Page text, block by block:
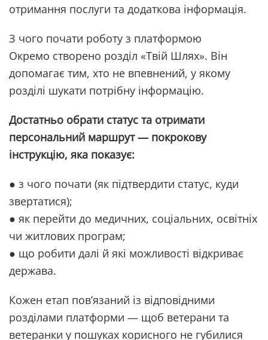
отримання послуги та додаткова інформація.
З чого почати роботу з платформою
Окремо створено розділ «Твій Шлях». Він
допомагає тим, хто не впевнений, у якому
розділі шукати потрібну інформацію.
Достатньо обрати статус та отримати
персональний маршрут — покрокову
інструкцію, яка показує:
● з чого почати (як підтвердити статус, куди
звертатися);
● як перейти до медичних, соціальних, освітніх
чи житлових програм;
● що робити далі й які можливості відкриває
держава.
Кожен етап пов’язаний із відповідними
розділами платформи — щоб ветерани та
ветеранки у пошуках корисного не губилися